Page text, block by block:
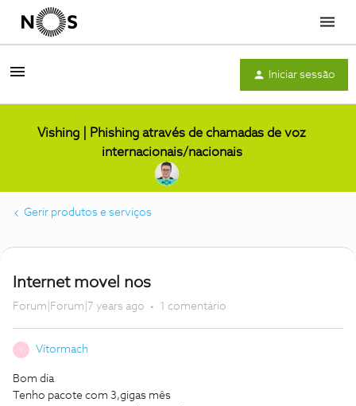
Menu
Iniciar sessão
Vishing | Phishing através de chamadas de voz
internacionais/nacionais
Gerir produtos e serviços
Internet movel nos
Forum|Forum|7 years ago 1 comentário
V Vítormach
Bom dia
Tenho pacote com 3,gigas mês